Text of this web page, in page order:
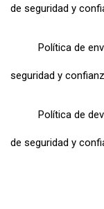
de seguridad y
Política de
seguridad y
Política de
de seguridad y